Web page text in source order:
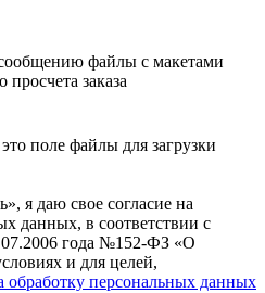
файлы с макетами
просчета заказа
поле файлы для загрузки
я даю свое согласие на
данных, в соответствии с
года №152-ФЗ «О
и для целей,
обработку персональных данных